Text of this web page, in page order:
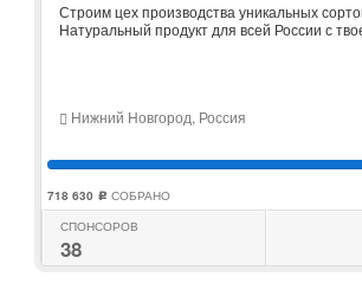
Строим цех производства уникальных
Натуральный продукт для всей России с
Нижний Новгород, Россия
718 630 c СОБРАНО
СПОНСОРОВ
38